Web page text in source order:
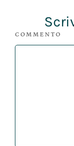
COMMENTO